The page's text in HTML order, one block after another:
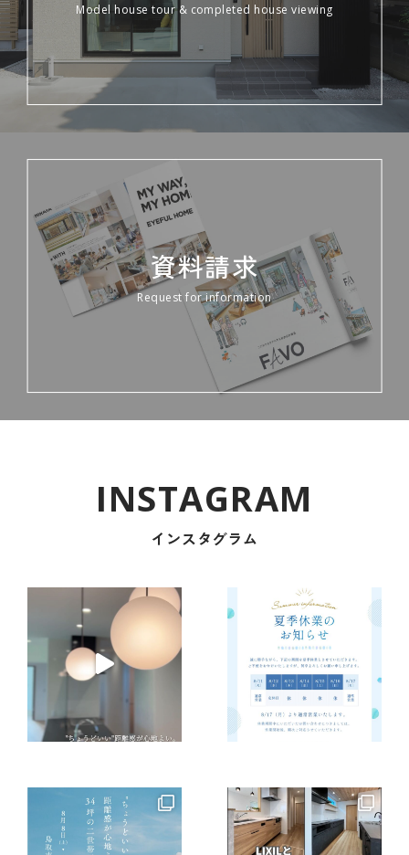
Model house tour & completed house viewing
資料請求
Request for information
インスタグラム